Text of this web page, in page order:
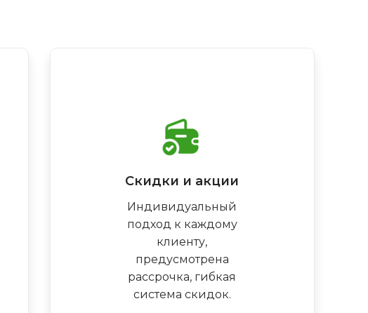
Скидки и акции
Индивидуальный
подход к каждому
клиенту,
предусмотрена
рассрочка, гибкая
система скидок.